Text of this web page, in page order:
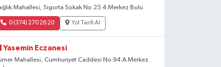
Mahallesi, Sigorta Sokak No:25 4 Merkez Bolu
0 (374) 270 26 20 Yol Tarifi Al
Yasemin Eczanesi
Mahallesi, Cumhuriyet Caddesi No:94 A Merkez